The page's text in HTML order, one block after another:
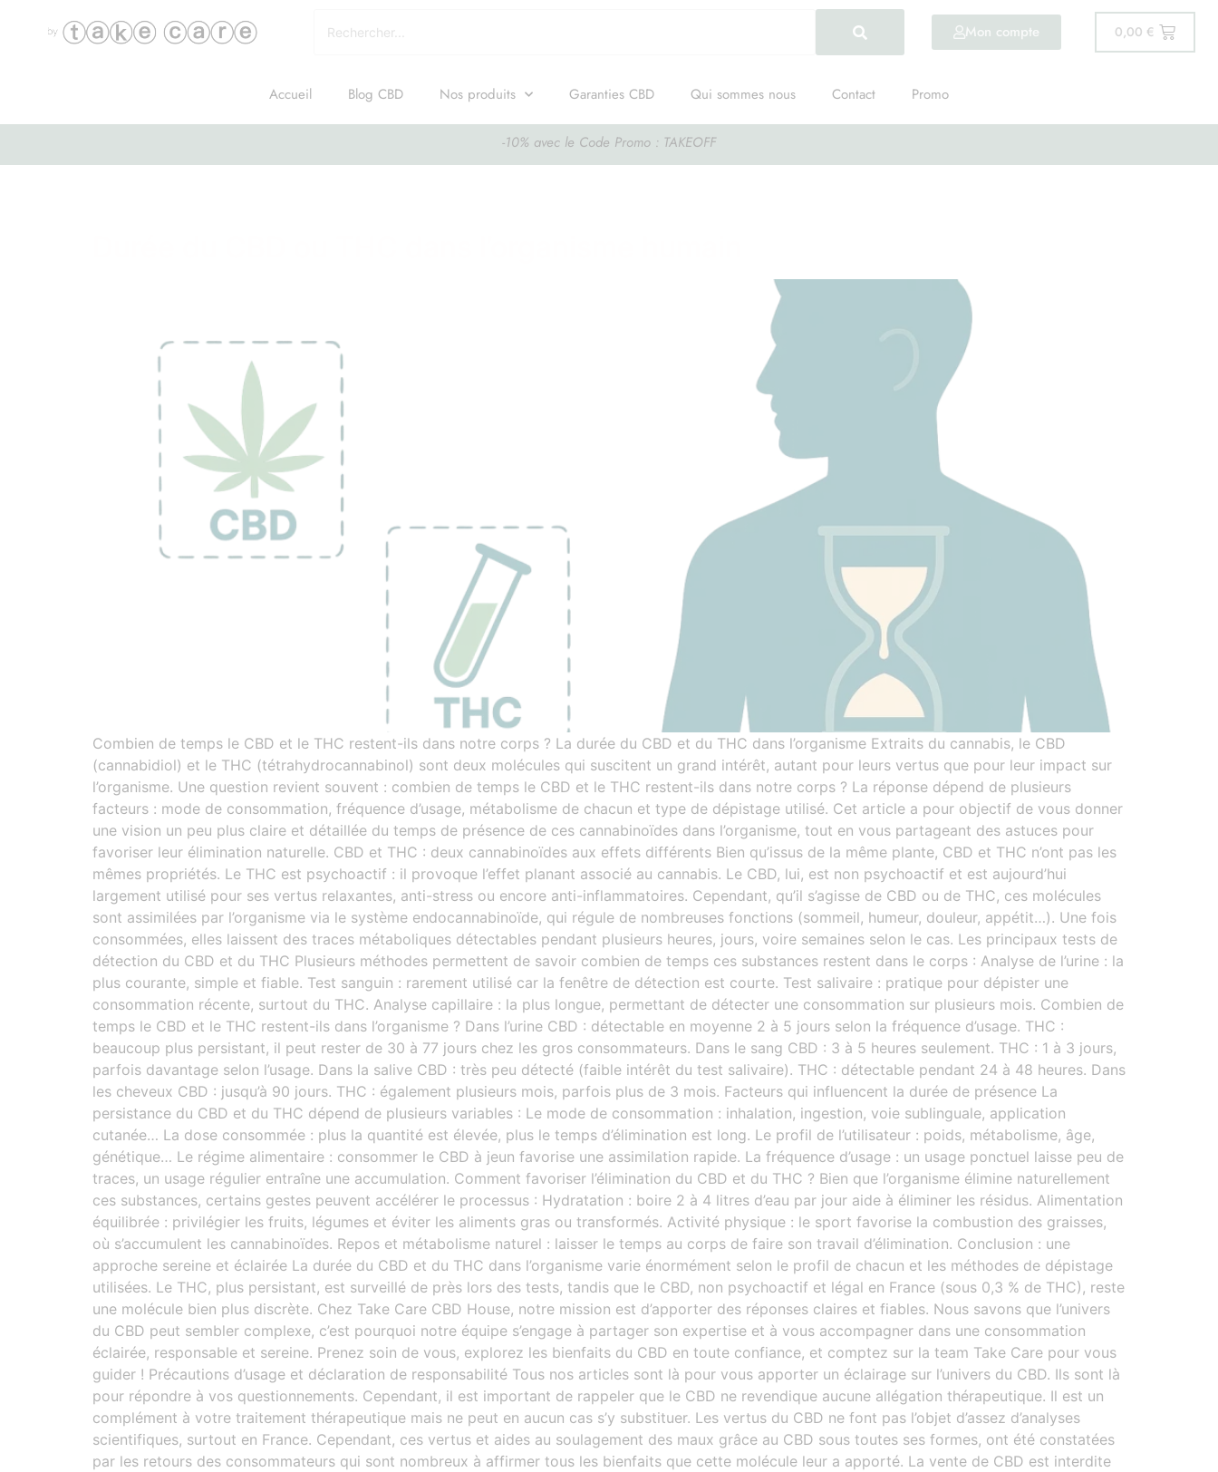
Mon compte 0,00 €
Accueil Blog CBD Nos produits Garanties CBD Qui sommes nous Contact Promo
-10% avec le Code Promo : TAKEOFF
Combien de temps le CBD et le THC restent-ils dans notre corps ? La durée du CBD et du THC dans l’organisme Extraits du cannabis, le CBD
(cannabidiol) et le THC (tétrahydrocannabinol) sont deux molécules qui suscitent un grand intérêt, autant pour leurs vertus que pour leur impact sur
l’organisme. Une question revient souvent : combien de temps le CBD et le THC restent-ils dans notre corps ? La réponse dépend de plusieurs
facteurs : mode de consommation, fréquence d’usage, métabolisme de chacun et type de dépistage utilisé. Cet article a pour objectif de vous donner
une vision un peu plus claire et détaillée du temps de présence de ces cannabinoïdes dans l’organisme, tout en vous partageant des astuces pour
favoriser leur élimination naturelle. CBD et THC : deux cannabinoïdes aux effets différents Bien qu’issus de la même plante, CBD et THC n’ont pas les
mêmes propriétés. Le THC est psychoactif : il provoque l’effet planant associé au cannabis. Le CBD, lui, est non psychoactif et est aujourd’hui
largement utilisé pour ses vertus relaxantes, anti-stress ou encore anti-inflammatoires. Cependant, qu’il s’agisse de CBD ou de THC, ces molécules
sont assimilées par l’organisme via le système endocannabinoïde, qui régule de nombreuses fonctions (sommeil, humeur, douleur, appétit…). Une fois
consommées, elles laissent des traces métaboliques détectables pendant plusieurs heures, jours, voire semaines selon le cas. Les principaux tests de
détection du CBD et du THC Plusieurs méthodes permettent de savoir combien de temps ces substances restent dans le corps : Analyse de l’urine : la
plus courante, simple et fiable. Test sanguin : rarement utilisé car la fenêtre de détection est courte. Test salivaire : pratique pour dépister une
consommation récente, surtout du THC. Analyse capillaire : la plus longue, permettant de détecter une consommation sur plusieurs mois. Combien de
temps le CBD et le THC restent-ils dans l’organisme ? Dans l’urine CBD : détectable en moyenne 2 à 5 jours selon la fréquence d’usage. THC :
beaucoup plus persistant, il peut rester de 30 à 77 jours chez les gros consommateurs. Dans le sang CBD : 3 à 5 heures seulement. THC : 1 à 3 jours,
parfois davantage selon l’usage. Dans la salive CBD : très peu détecté (faible intérêt du test salivaire). THC : détectable pendant 24 à 48 heures. Dans
les cheveux CBD : jusqu’à 90 jours. THC : également plusieurs mois, parfois plus de 3 mois. Facteurs qui influencent la durée de présence La
persistance du CBD et du THC dépend de plusieurs variables : Le mode de consommation : inhalation, ingestion, voie sublinguale, application
cutanée… La dose consommée : plus la quantité est élevée, plus le temps d’élimination est long. Le profil de l’utilisateur : poids, métabolisme, âge,
génétique… Le régime alimentaire : consommer le CBD à jeun favorise une assimilation rapide. La fréquence d’usage : un usage ponctuel laisse peu de
traces, un usage régulier entraîne une accumulation. Comment favoriser l’élimination du CBD et du THC ? Bien que l’organisme élimine naturellement
ces substances, certains gestes peuvent accélérer le processus : Hydratation : boire 2 à 4 litres d’eau par jour aide à éliminer les résidus. Alimentation
équilibrée : privilégier les fruits, légumes et éviter les aliments gras ou transformés. Activité physique : le sport favorise la combustion des graisses,
où s’accumulent les cannabinoïdes. Repos et métabolisme naturel : laisser le temps au corps de faire son travail d’élimination. Conclusion : une
approche sereine et éclairée La durée du CBD et du THC dans l’organisme varie énormément selon le profil de chacun et les méthodes de dépistage
utilisées. Le THC, plus persistant, est surveillé de près lors des tests, tandis que le CBD, non psychoactif et légal en France (sous 0,3 % de THC), reste
une molécule bien plus discrète. Chez Take Care CBD House, notre mission est d’apporter des réponses claires et fiables. Nous savons que l’univers
du CBD peut sembler complexe, c’est pourquoi notre équipe s’engage à partager son expertise et à vous accompagner dans une consommation
éclairée, responsable et sereine. Prenez soin de vous, explorez les bienfaits du CBD en toute confiance, et comptez sur la team Take Care pour vous
guider ! Précautions d’usage et déclaration de responsabilité Tous nos articles sont là pour vous apporter un éclairage sur l’univers du CBD. Ils sont là
pour répondre à vos questionnements. Cependant, il est important de rappeler que le CBD ne revendique aucune allégation thérapeutique. Il est un
complément à votre traitement thérapeutique mais ne peut en aucun cas s’y substituer. Les vertus du CBD ne font pas l’objet d’assez d’analyses
scientifiques, surtout en France. Cependant, ces vertus et aides au soulagement des maux grâce au CBD sous toutes ses formes, ont été constatées
par les retours des consommateurs qui sont nombreux à affirmer tous les bienfaits que cette molécule leur a apporté. La vente de CBD est interdite
CONGÉS D'ÉTÉ
Même nous, on a besoin de décompresser
Le service de livraison et la boutique sera fermé du samedi 1
août au mardi 25 août inclus.
Réouverture le mercredi 26 août, toutes les commandes passées
durant cette période seront expédiées
Fermer